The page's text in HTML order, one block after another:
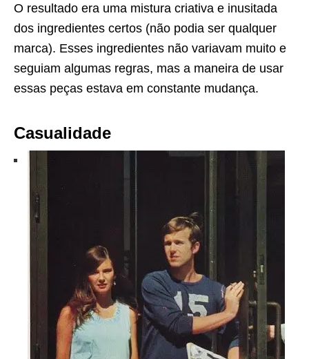
O resultado era uma mistura criativa e inusitada
dos ingredientes certos (não podia ser qualquer
marca). Esses ingredientes não variavam muito e
seguiam algumas regras, mas a maneira de usar
essas peças estava em constante mudança.
Casualidade